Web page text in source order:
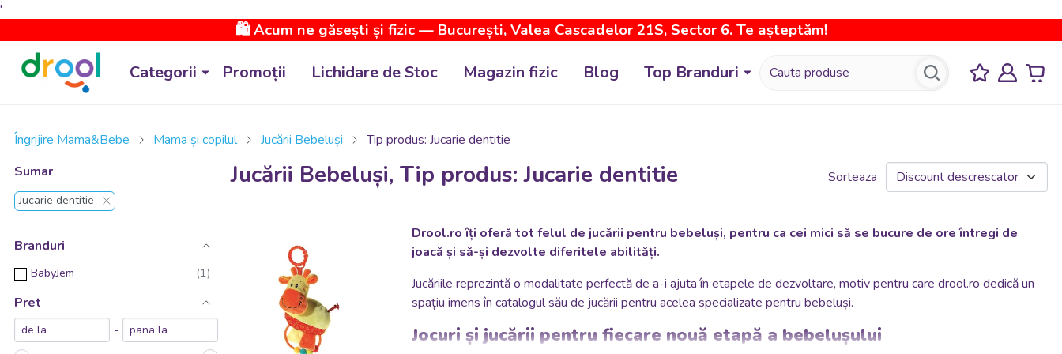
'
🛍️ Acum ne găsești și fizic — București, Valea Cascadelor 21S, Sector 6. Te așteptăm!
Categorii Promoții Lichidare de Stoc Magazin fizic Blog Top Branduri
Îngrijire Mama&Bebe Mama și copilul Jucării Bebeluși
Tip produs: Jucarie dentitie
Sumar
Jucarie dentitie
Branduri
BabyJem
Pret
-
Jucării Bebeluși, Tip produs: Jucarie dentitie Sorteaza
Drool.ro îți oferă tot felul de jucării pentru bebeluși, pentru ca cei mici să se bucure de ore întregi de
joacă și să-și dezvolte diferitele abilități.
Jucăriile reprezintă o modalitate perfectă de a-i ajuta în etapele de dezvoltare, motiv pentru care drool.ro dedică un
spațiu imens în catalogul său de jucării pentru acelea specializate pentru bebeluși.
Jocuri și jucării pentru fiecare nouă etapă a bebelușului